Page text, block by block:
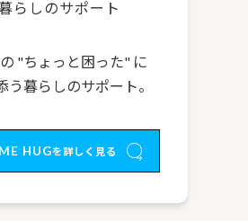
らしのサポート
"ちょっと困った" に
う暮らしのサポート。
HUGを詳しく見る